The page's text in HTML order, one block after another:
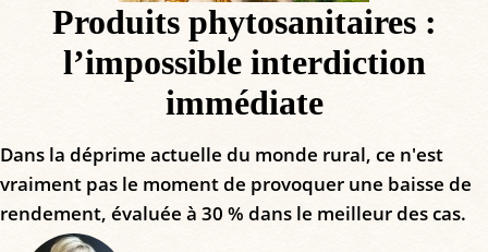
Produits phytosanitaires :
l’impossible interdiction
immédiate
Dans la déprime actuelle du monde rural, ce n'est
vraiment pas le moment de provoquer une baisse de
rendement, évaluée à 30 % dans le meilleur des cas.